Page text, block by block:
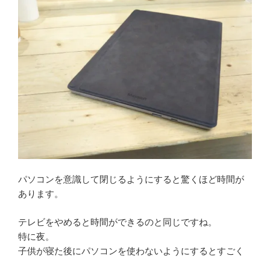
パソコンを意識して閉じるようにすると驚くほど時間が
あります。
テレビをやめると時間ができるのと同じですね。
特に夜。
子供が寝た後にパソコンを使わないようにするとすごく